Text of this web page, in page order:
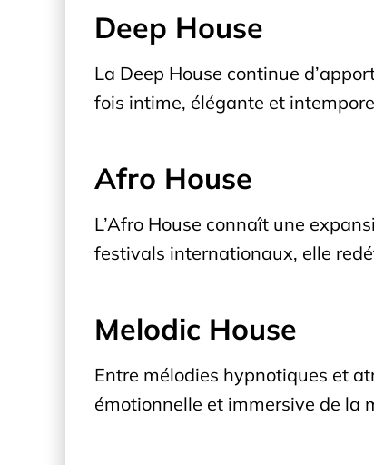
Deep House
La Deep House continue
fois intime, élégante et
Afro House
L’Afro House connaît une
festivals internationaux, elle
Melodic House
Entre mélodies hypnotiques et
émotionnelle et immersive de la